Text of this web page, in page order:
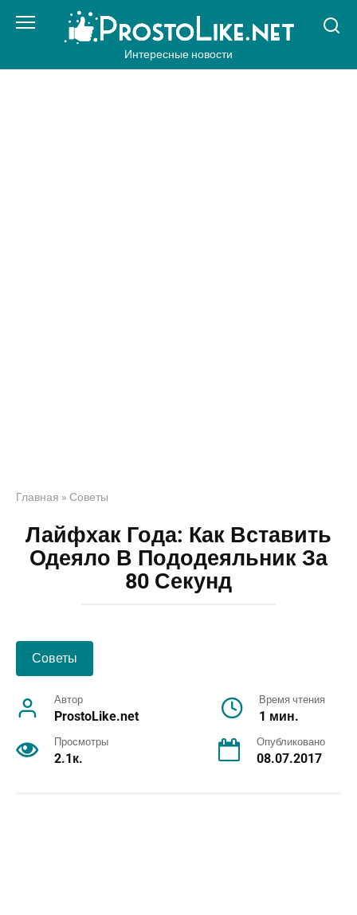
Интересные новости
Главная » Советы
Лайфхак Года: Как Вставить
Одеяло В Пододеяльник За
80 Секунд
Советы
Автор
ProstoLike.net
Время чтения
1 мин.
Просмотры
2.1к.
Опубликовано
08.07.2017